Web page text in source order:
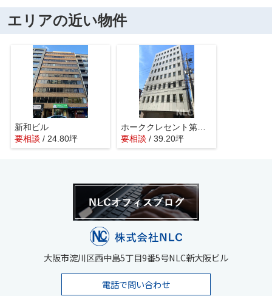
エリアの近い物件
新和ビル
要相談 / 24.80坪
ホーククレセント第一ビル
要相談 / 39.20坪
大阪市淀川区西中島5丁目9番5号NLC新大阪ビル
電話で問い合わせ